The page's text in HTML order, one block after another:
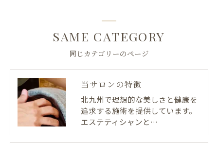
同じカテゴリーのページ
SAME CATEGORY
当サロンの特徴
北九州で理想的な美しさと健康を
追求する施術を提供しています。
エステティシャンと…